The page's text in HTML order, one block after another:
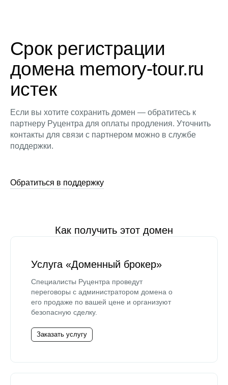
Срок регистрации
домена memory-tour.ru
истек
Если вы хотите сохранить домен — обратитесь к
партнеру Руцентра для оплаты продления. Уточнить
контакты для связи с партнером можно в службе
поддержки.
Обратиться в поддержку
Как получить этот домен
Услуга «Доменный брокер»
Специалисты Руцентра проведут
переговоры с администратором домена о
его продаже по вашей цене и организуют
безопасную сделку.
Заказать услугу